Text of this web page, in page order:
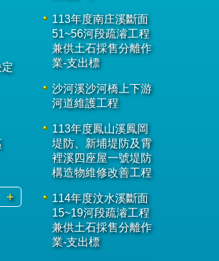
113年度南庄溪斷面
51~56河段疏濬工程
兼供土石採售分離作
業-支出標
沙河溪沙河橋上下游
河道維護工程
113年度鳳山溪鳳岡
堤防、新埔堤防及霄
裡溪四座屋一號堤防
構造物維修改善工程
114年度汶水溪斷面
15~19河段疏濬工程
兼供土石採售分離作
業-支出標